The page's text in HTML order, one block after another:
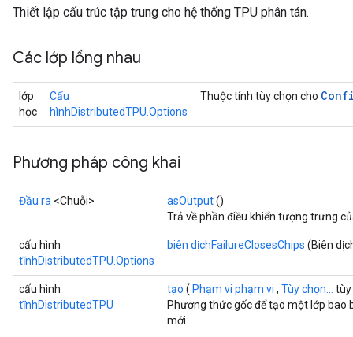
Thiết lập cấu trúc tập trung cho hệ thống TPU phân tán.
Các lớp lồng nhau
lớp
học
Cấu
hìnhDistributedTPU.Options
Thuộc tính tùy chọn cho
Phương pháp công khai
Đầu ra <Chuỗi> asOutput()
Trả về phần điều khiển tượng trưng
cấu hình
tĩnhDistributedTPU.Options
biên dịchFailureClosesChips (Biên
cấu hình
tĩnhDistributedTPU
tạo ( Phạm vi phạm vi , Tùy chọn...
tùy
Phương thức gốc để tạo một lớp
mới.